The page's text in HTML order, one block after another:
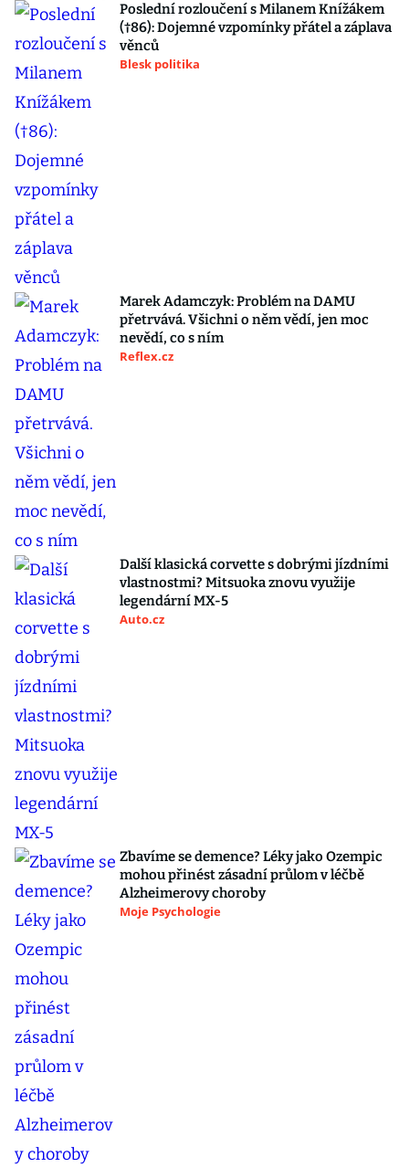
Poslední rozloučení s Milanem Knížákem
(†86): Dojemné vzpomínky přátel a záplava
věnců
Blesk politika
Marek Adamczyk: Problém na DAMU
přetrvává. Všichni o něm vědí, jen moc
nevědí, co s ním
Reflex.cz
Další klasická corvette s dobrými jízdními
vlastnostmi? Mitsuoka znovu využije
legendární MX-5
Auto.cz
Zbavíme se demence? Léky jako Ozempic
mohou přinést zásadní průlom v léčbě
Alzheimerovy choroby
Moje Psychologie